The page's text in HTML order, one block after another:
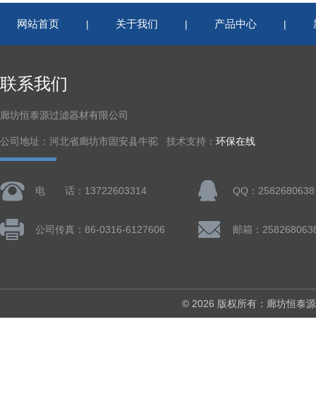
网站首页 | 关于我们 | 产品中心 |
联系我们
廊坊恒泰源过滤器材有限公司
公司地址：河北省廊坊市固安县牛驼 技术支持： 环保在线
电 话：13722603314 QQ：2582680638
公司传真：86-0316-6127606 邮箱：
© 2026 版权所有：廊坊恒泰